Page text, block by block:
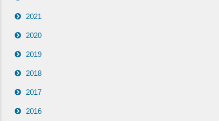
2021
2020
2019
2018
2017
2016